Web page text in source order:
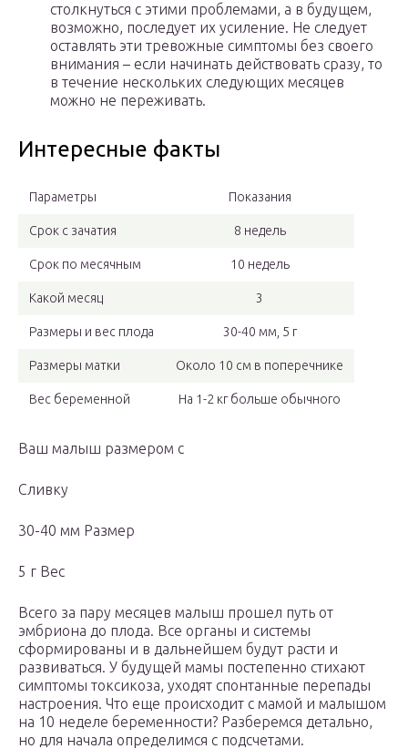
столкнуться с этими проблемами, а в будущем,
возможно, последует их усиление. Не следует
оставлять эти тревожные симптомы без своего
внимания – если начинать действовать сразу, то
в течение нескольких следующих месяцев
можно не переживать.
Интересные факты
Параметры Показания
Срок с зачатия 8 недель
Срок по месячным 10 недель
Какой месяц 3
Размеры и вес плода 30-40 мм, 5 г
Размеры матки Около 10 см в поперечнике
Вес беременной На 1-2 кг больше обычного
Ваш малыш размером с
Сливку
30-40 мм Размер
5 г Вес
Всего за пару месяцев малыш прошел путь от
эмбриона до плода. Все органы и системы
сформированы и в дальнейшем будут расти и
развиваться. У будущей мамы постепенно стихают
симптомы токсикоза, уходят спонтанные перепады
настроения. Что еще происходит с мамой и малышом
на 10 неделе беременности? Разберемся детально,
но для начала определимся с подсчетами.